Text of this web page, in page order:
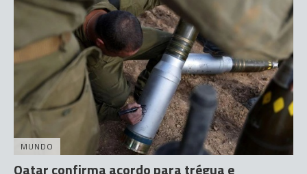
MUNDO
Qatar confirma acordo para trégua e